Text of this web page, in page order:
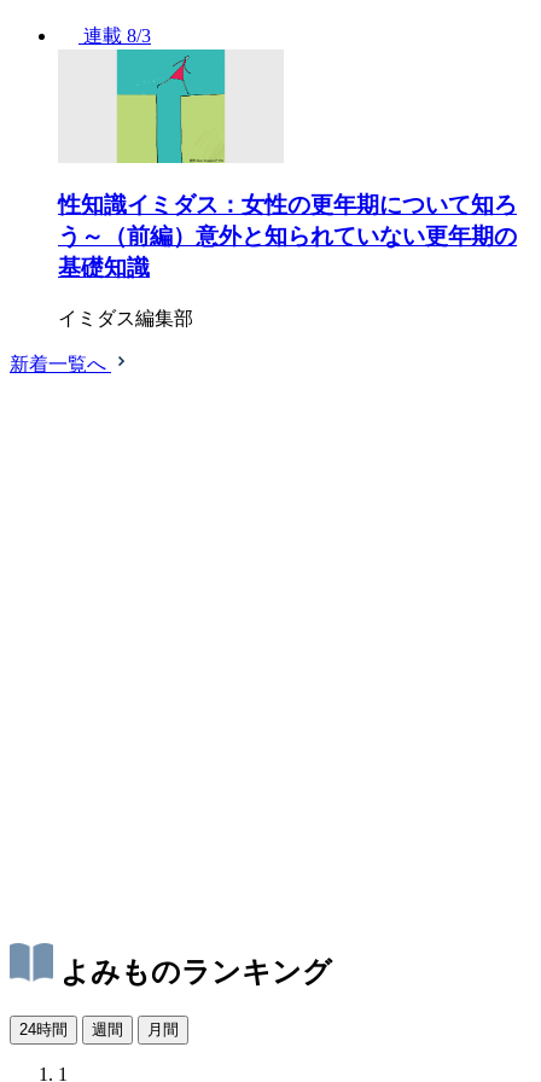
連載 8/3
性知識イミダス：女性の更年期について知ろ
う～（前編）意外と知られていない更年期の
基礎知識
イミダス編集部
新着一覧へ
よみものランキング
24時間 週間 月間
1